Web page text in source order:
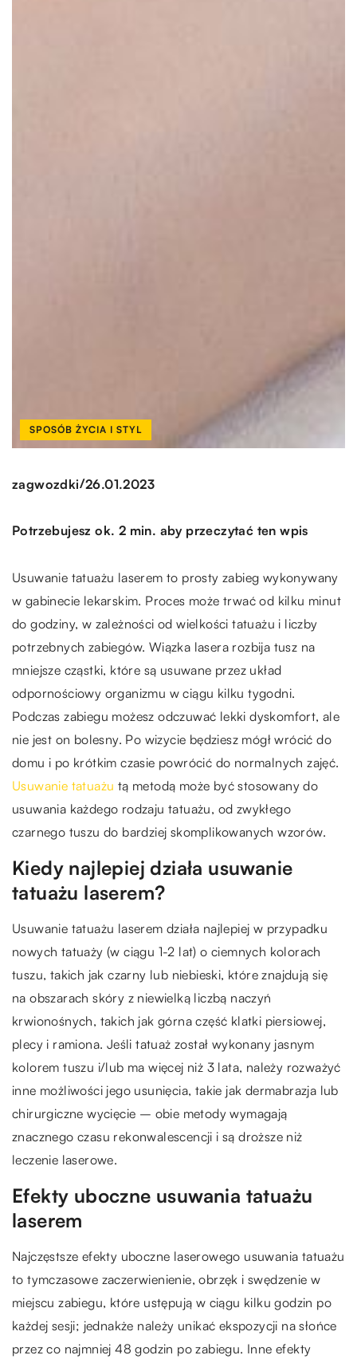
SPOSÓB ŻYCIA I STYL
zagwozdki/26.01.2023
Potrzebujesz ok. 2 min. aby przeczytać ten wpis
Usuwanie tatuażu laserem to prosty zabieg wykonywany
w gabinecie lekarskim. Proces może trwać od kilku minut
do godziny, w zależności od wielkości tatuażu i liczby
potrzebnych zabiegów. Wiązka lasera rozbija tusz na
mniejsze cząstki, które są usuwane przez układ
odpornościowy organizmu w ciągu kilku tygodni.
Podczas zabiegu możesz odczuwać lekki dyskomfort, ale
nie jest on bolesny. Po wizycie będziesz mógł wrócić do
domu i po krótkim czasie powrócić do normalnych zajęć.
Usuwanie tatuażu tą metodą może być stosowany do
usuwania każdego rodzaju tatuażu, od zwykłego
czarnego tuszu do bardziej skomplikowanych wzorów.
Kiedy najlepiej działa usuwanie
tatuażu laserem?
Usuwanie tatuażu laserem działa najlepiej w przypadku
nowych tatuaży (w ciągu 1-2 lat) o ciemnych kolorach
tuszu, takich jak czarny lub niebieski, które znajdują się
na obszarach skóry z niewielką liczbą naczyń
krwionośnych, takich jak górna część klatki piersiowej,
plecy i ramiona. Jeśli tatuaż został wykonany jasnym
kolorem tuszu i/lub ma więcej niż 3 lata, należy rozważyć
inne możliwości jego usunięcia, takie jak dermabrazja lub
chirurgiczne wycięcie – obie metody wymagają
znacznego czasu rekonwalescencji i są droższe niż
leczenie laserowe.
Efekty uboczne usuwania tatuażu
laserem
Najczęstsze efekty uboczne laserowego usuwania tatuażu
to tymczasowe zaczerwienienie, obrzęk i swędzenie w
miejscu zabiegu, które ustępują w ciągu kilku godzin po
każdej sesji; jednakże należy unikać ekspozycji na słońce
przez co najmniej 48 godzin po zabiegu. Inne efekty